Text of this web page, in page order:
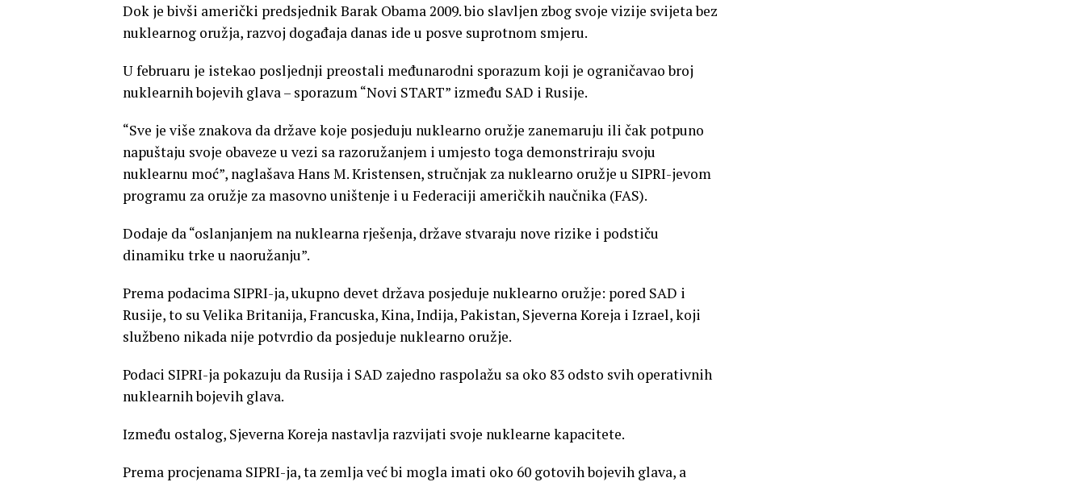
Dok je bivši američki predsjednik Barak Obama 2009. bio slavljen zbog svoje vizije svijeta bez
nuklearnog oružja, razvoj događaja danas ide u posve suprotnom smjeru.
U februaru je istekao posljednji preostali međunarodni sporazum koji je ograničavao broj
nuklearnih bojevih glava – sporazum “Novi START” između SAD i Rusije.
“Sve je više znakova da države koje posjeduju nuklearno oružje zanemaruju ili čak potpuno
napuštaju svoje obaveze u vezi sa razoružanjem i umjesto toga demonstriraju svoju
nuklearnu moć”, naglašava Hans M. Kristensen, stručnjak za nuklearno oružje u SIPRI-jevom
programu za oružje za masovno uništenje i u Federaciji američkih naučnika (FAS).
Dodaje da “oslanjanjem na nuklearna rješenja, države stvaraju nove rizike i podstiču
dinamiku trke u naoružanju”.
Prema podacima SIPRI-ja, ukupno devet država posjeduje nuklearno oružje: pored SAD i
Rusije, to su Velika Britanija, Francuska, Kina, Indija, Pakistan, Sjeverna Koreja i Izrael, koji
službeno nikada nije potvrdio da posjeduje nuklearno oružje.
Podaci SIPRI-ja pokazuju da Rusija i SAD zajedno raspolažu sa oko 83 odsto svih operativnih
nuklearnih bojevih glava.
Između ostalog, Sjeverna Koreja nastavlja razvijati svoje nuklearne kapacitete.
Prema procjenama SIPRI-ja, ta zemlja već bi mogla imati oko 60 gotovih bojevih glava, a